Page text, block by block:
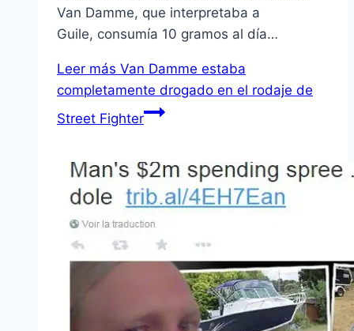
Van Damme, que interpretaba a
Guile, consumía 10 gramos al día…
Leer más Van Damme estaba
completamente drogado en el rodaje de
Street Fighter